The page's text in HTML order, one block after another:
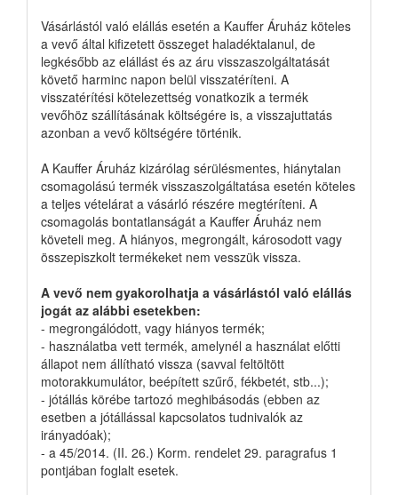
Vásárlástól való elállás esetén a Kauffer Áruház köteles
a vevő által kifizetett összeget haladéktalanul, de
legkésőbb az elállást és az áru visszaszolgáltatását
követő harminc napon belül visszatéríteni. A
visszatérítési kötelezettség vonatkozik a termék
vevőhöz szállításának költségére is, a visszajuttatás
azonban a vevő költségére történik.
A Kauffer Áruház kizárólag sérülésmentes, hiánytalan
csomagolású termék visszaszolgáltatása esetén köteles
a teljes vételárat a vásárló részére megtéríteni. A
csomagolás bontatlanságát a Kauffer Áruház nem
követeli meg. A hiányos, megrongált, károsodott vagy
összepiszkolt termékeket nem vesszük vissza.
A vevő nem gyakorolhatja a vásárlástól való elállás
jogát az alábbi esetekben:
- megrongálódott, vagy hiányos termék;
- használatba vett termék, amelynél a használat előtti
állapot nem állítható vissza (savval feltöltött
motorakkumulátor, beépített szűrő, fékbetét, stb...);
- jótállás körébe tartozó meghibásodás (ebben az
esetben a jótállással kapcsolatos tudnivalók az
irányadóak);
- a 45/2014. (II. 26.) Korm. rendelet 29. paragrafus 1
pontjában foglalt esetek.